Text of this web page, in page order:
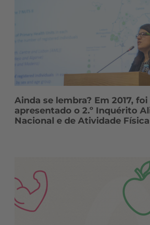
Ainda se lembra? Em 2017, foi
apresentado o 2.º Inquérito
Nacional e de Atividade Física